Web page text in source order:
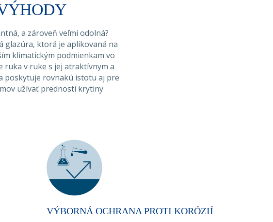
a zároveň veľmi odolná?
glazúra, ktorá je aplikovaná na
klimatickým podmienkam vo
ruka v ruke s jej atraktívnym a
poskytuje rovnakú istotu aj pre
užívať prednosti krytiny
VÝBORNÁ OCHRANA PROTI KORÓZIÍ